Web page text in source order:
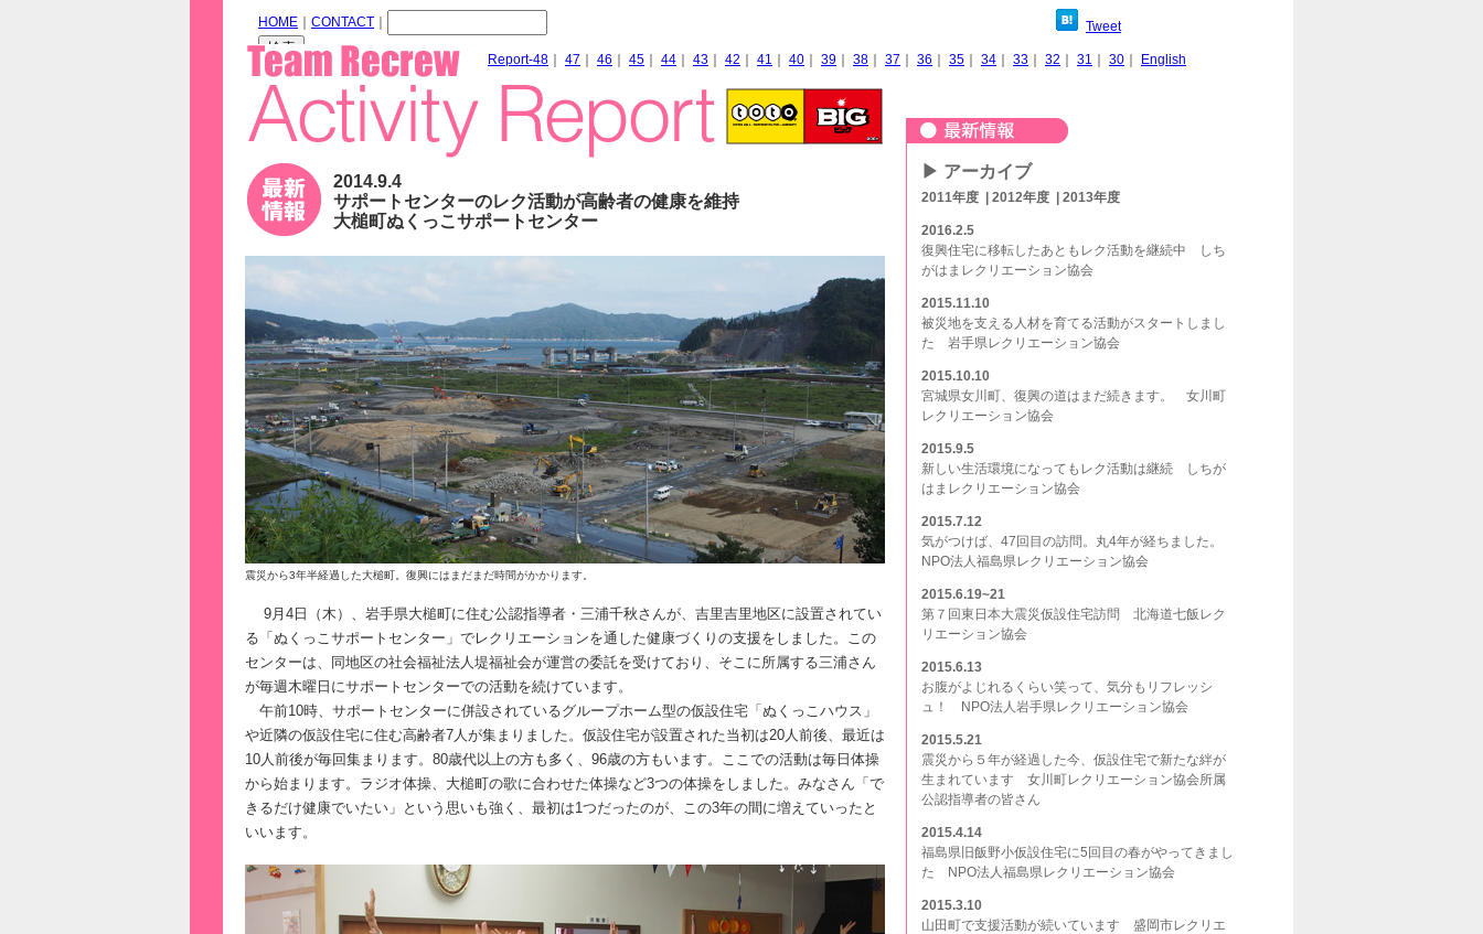
Tweet
HOME CONTACT
Report-48 47 46 45 44 43 42 41 40 39 38 37 36 35 34 33 32 31 30 English
▶ アーカイブ
2011年度 2012年度 2013年度
2016.2.5
復興住宅に移転したあともレク活動を継続中 しち
がはまレクリエーション協会
2015.11.10
被災地を支える人材を育てる活動がスタートしまし
た 岩手県レクリエーション協会
2015.10.10
宮城県女川町、復興の道はまだ続きます。 女川町
レクリエーション協会
2015.9.5
新しい生活環境になってもレク活動は継続 しちが
はまレクリエーション協会
2015.7.12
気がつけば、47回目の訪問。丸4年が経ちました。
NPO法人福島県レクリエーション協会
2015.6.19~21
第７回東日本大震災仮設住宅訪問 北海道七飯レク
リエーション協会
2015.6.13
お腹がよじれるくらい笑って、気分もリフレッシ
ュ！ NPO法人岩手県レクリエーション協会
2015.5.21
震災から５年が経過した今、仮設住宅で新たな絆が
生まれています 女川町レクリエーション協会所属
公認指導者の皆さん
2015.4.14
福島県旧飯野小仮設住宅に5回目の春がやってきまし
た NPO法人福島県レクリエーション協会
2015.3.10
山田町で支援活動が続いています 盛岡市レクリエ
2014.9.4
サポートセンターのレク活動が高齢者の健康を維持
大槌町ぬくっこサポートセンター
震災から3年半経過した大槌町。復興にはまだまだ時間がかかります。
9月4日（木）、岩手県大槌町に住む公認指導者・三浦千秋さんが、吉里吉里地区に設置されてい
る「ぬくっこサポートセンター」でレクリエーションを通した健康づくりの支援をしました。この
センターは、同地区の社会福祉法人堤福祉会が運営の委託を受けており、そこに所属する三浦さん
が毎週木曜日にサポートセンターでの活動を続けています。
午前10時、サポートセンターに併設されているグループホーム型の仮設住宅「ぬくっこハウス」
や近隣の仮設住宅に住む高齢者7人が集まりました。仮設住宅が設置された当初は20人前後、最近は
10人前後が毎回集まります。80歳代以上の方も多く、96歳の方もいます。ここでの活動は毎日体操
から始まります。ラジオ体操、大槌町の歌に合わせた体操など3つの体操をしました。みなさん「で
きるだけ健康でいたい」という思いも強く、最初は1つだったのが、この3年の間に増えていったと
いいます。